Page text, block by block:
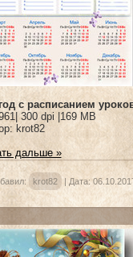
с расписанием
300 dpi |169 MB
krot82
дальше »
krot82 | Дата: